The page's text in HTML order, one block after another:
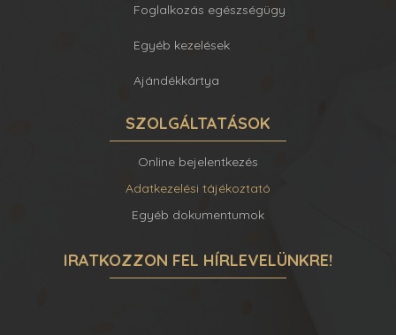
Foglalkozás egészségügy
Egyéb kezelések
Ajándékkártya
SZOLGÁLTATÁSOK
Online bejelentkezés
Adatkezelési tájékoztató
Egyéb dokumentumok
IRATKOZZON FEL HÍRLEVELÜNKRE!